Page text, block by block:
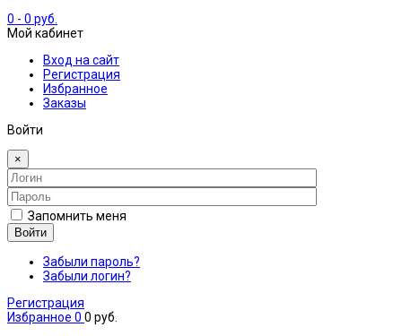
0 - 0 руб.
Мой кабинет
Вход на сайт
Регистрация
Избранное
Заказы
Войти
×
Запомнить меня
Войти
Забыли пароль?
Забыли логин?
Регистрация
Избранное 0 0 руб.